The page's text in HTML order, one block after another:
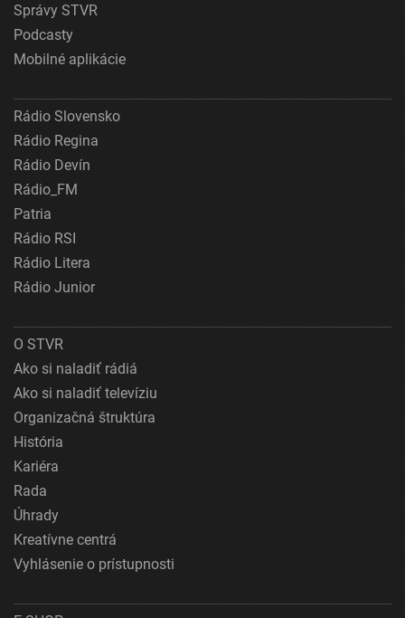
Správy STVR
Podcasty
Mobilné aplikácie
Rádio Slovensko
Rádio Regina
Rádio Devín
Rádio_FM
Patria
Rádio RSI
Rádio Litera
Rádio Junior
O STVR
Ako si naladiť rádiá
Ako si naladiť televíziu
Organizačná štruktúra
História
Kariéra
Rada
Úhrady
Kreatívne centrá
Vyhlásenie o prístupnosti